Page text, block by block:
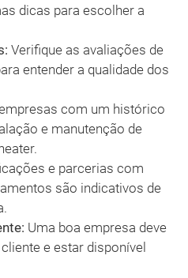
dicas para escolher a
Verifique as avaliações de
entender a qualidade dos
com um histórico
e manutenção de
e parcerias com
são indicativos de
Uma boa empresa deve
e estar disponível